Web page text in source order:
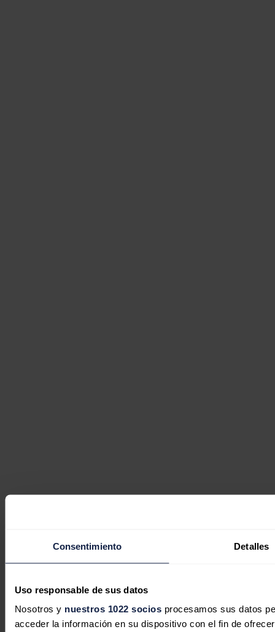
Consentimiento Detalles
Uso responsable de sus datos
Nosotros y nuestros 1022 sociosprocesamos sus datos
acceder la información en su dispositivo con el fin de